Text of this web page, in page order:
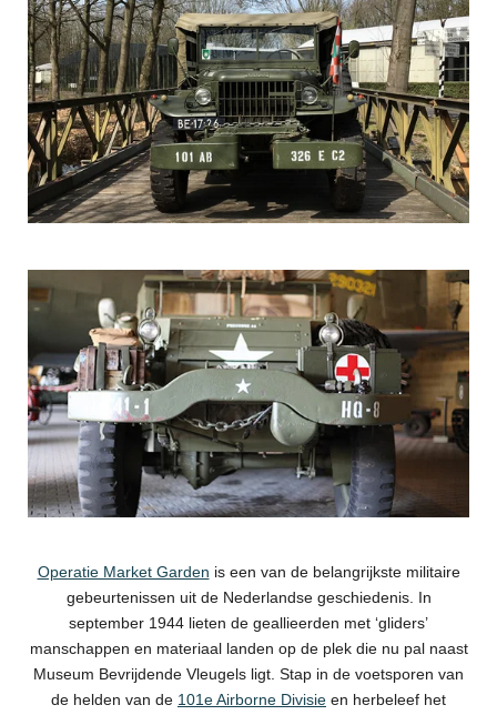
Operatie Market Garden is een van de belangrijkste militaire
gebeurtenissen uit de Nederlandse geschiedenis. In
september 1944 lieten de geallieerden met ‘gliders’
manschappen en materiaal landen op de plek die nu pal naast
Museum Bevrijdende Vleugels ligt. Stap in de voetsporen van
de helden van de 101e Airborne Divisie en herbeleef het